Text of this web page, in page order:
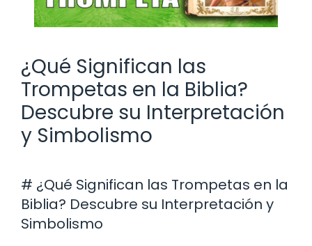
¿Qué Significan las
Trompetas en la Biblia?
Descubre su Interpretación
y Simbolismo
# ¿Qué Significan las Trompetas en la
Biblia? Descubre su Interpretación y
Simbolismo